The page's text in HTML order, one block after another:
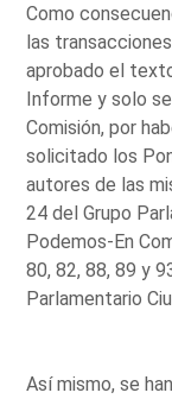
Como
las
aprobado el
Informe y solo
Comisión, por
solicitado los
autores de las
24 del Grupo
Podemos-En
80, 82, 88, 89 y
Parlamentario
Así mismo, se